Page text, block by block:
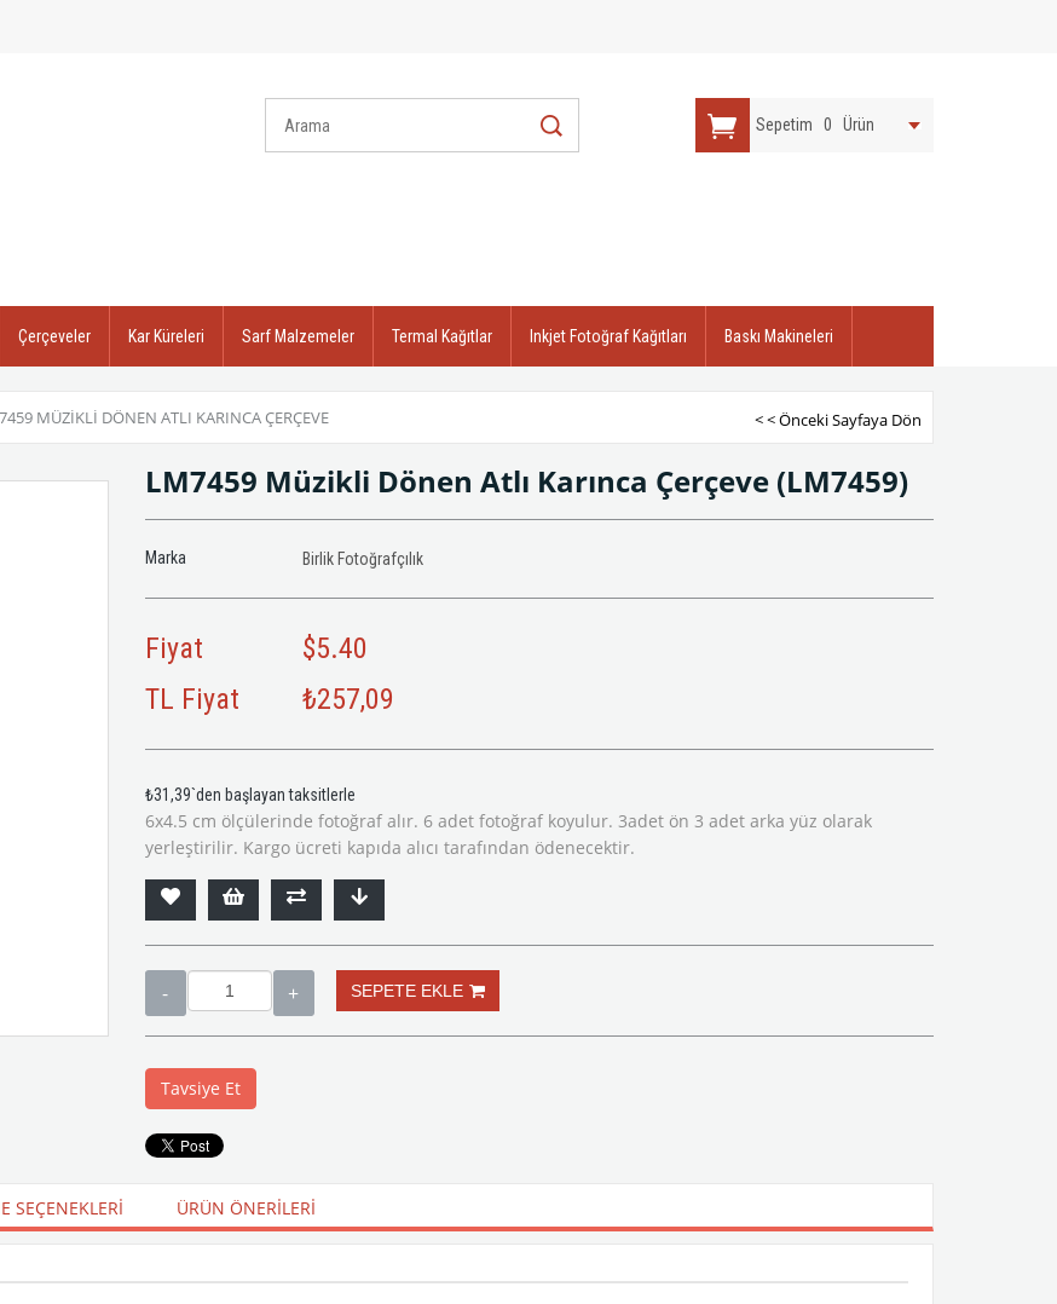
Sepetim 0 Ürün
Çerçeveler Kar Küreleri Sarf Malzemeler Termal Kağıtlar Inkjet Fotoğraf Kağıtları Baskı Makineleri
MÜZIKLI DÖNEN ATLI KARINCA ÇERÇEVE < < Önceki Sayfaya Dön
LM7459 Müzikli Dönen Atlı Karınca Çerçeve (LM7459)
Marka Birlik Fotoğrafçılık
Fiyat
$5.40
TL Fiyat
₺257,09
₺31,39`den başlayan taksitlerle
6x4.5 cm ölçülerinde fotoğraf alır. 6 adet fotoğraf koyulur. 3adet ön 3 adet arka yüz olarak
yerleştirilir. Kargo ücreti kapıda alıcı tarafından ödenecektir.
Tavsiye Et
SEÇENEKLERI ÜRÜN ÖNERILERI